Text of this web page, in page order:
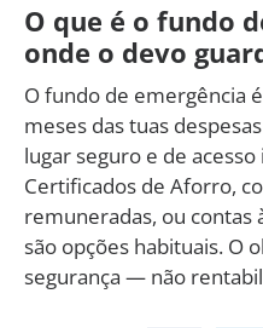
O que é o fundo
onde o devo
O fundo de emergência
meses das tuas
lugar seguro e de
Certificados de Aforro,
remuneradas, ou
são opções habituais. O
segurança — não